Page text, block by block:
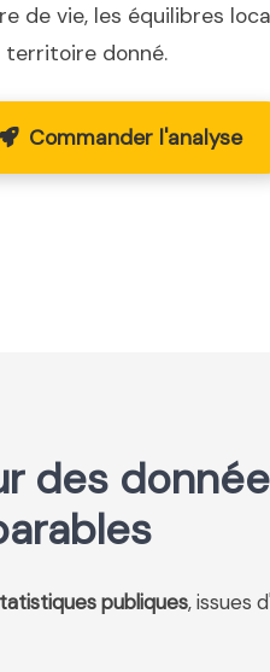
de vie, les équilibres
territoire donné.
Commander l'analyse
des
publiques, issues